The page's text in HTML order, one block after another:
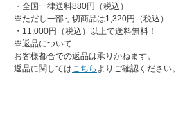
・全国一律送料880円（税込）
※ただし一部寸切商品は1,320円（税込）
・11,000円（税込）以上で送料無料！
※返品について
お客様都合での返品は承りかねます。
返品に関しては こちら よりご確認ください。